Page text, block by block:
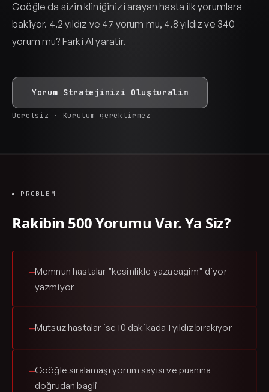
Goöğle da sizin kliniğinizi arayan hasta ilk yorumlara
bakiyor. 4.2 yıldız ve 47 yorum mu, 4.8 yıldız ve 340
yorum mu? Farki AI yaratir.
Yorum Stratejinizi Oluşturalim
Ücretsiz · Kurulum gerektirmez
PROBLEM
Rakibin 500 Yorumu Var. Ya Siz?
—Memnun hastalar "kesinlikle yazacagim" diyor —
yazmiyor
—Mutsuz hastalar ise 10 dakikada 1 yıldız bırakıyor
—Goöğle sıralamaşı yorum sayısı ve puanına
doğrudan bagli